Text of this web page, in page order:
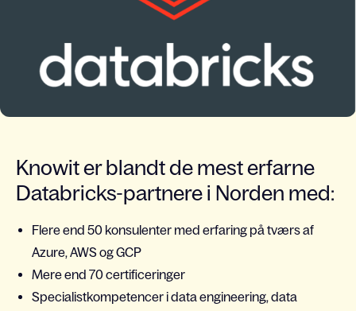
Knowit er blandt de mest erfarne
Databricks-partnere i Norden med:
Flere end 50 konsulenter med erfaring på tværs af
Azure, AWS og GCP
Mere end 70 certificeringer
Specialistkompetencer i data engineering, data